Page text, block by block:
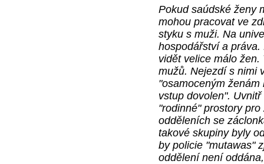
Pokud saúdské ženy
mohou pracovat ve
styku s muži. Na
hospodářství a
vidět velice málo
mužů. Nejezdí s nimi
"osamoceným
vstup dovolen".
"rodinné" prostory
odděleních se
takové skupiny byly
by policie "mutawas"
oddělení není